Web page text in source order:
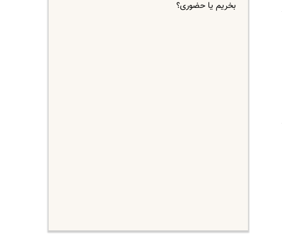
بخریم یا حضوری؟